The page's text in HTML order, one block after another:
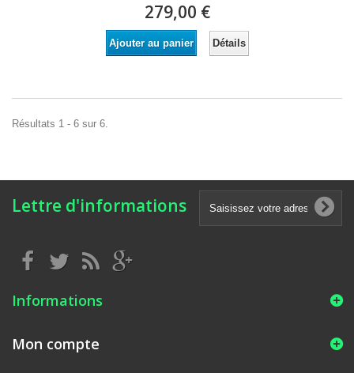
279,00 €
Ajouter au panier Détails
Résultats 1 - 6 sur 6.
Lettre d'informations
Informations
Mon compte